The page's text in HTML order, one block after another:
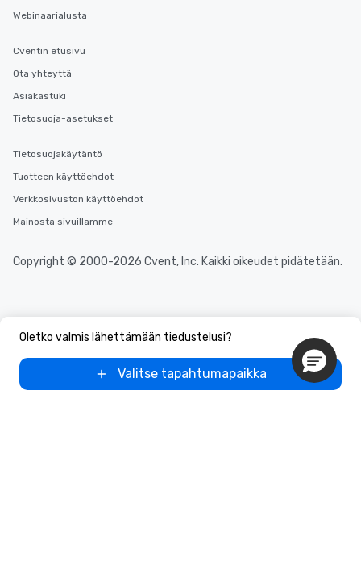
Oletko valmis lähettämään tiedustelusi?
Valitse tapahtumapaikka
Webinaarialusta
Cventin etusivu
Ota yhteyttä
Asiakastuki
Tietosuoja-asetukset
Tietosuojakäytäntö
Tuotteen käyttöehdot
Verkkosivuston käyttöehdot
Mainosta sivuillamme
Copyright © 2000-2026 Cvent, Inc. Kaikki oikeudet pidätetään.